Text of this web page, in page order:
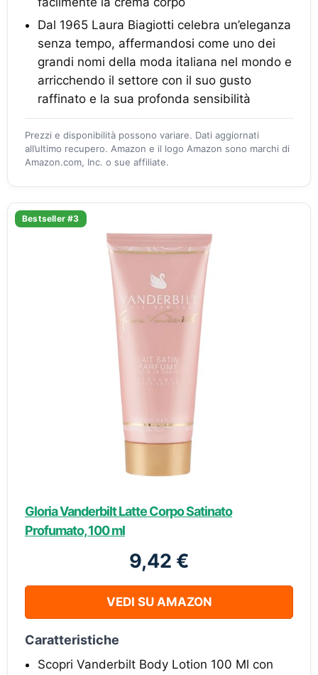
Dal 1965 Laura Biagiotti celebra un’eleganza
senza tempo, affermandosi come uno dei
grandi nomi della moda italiana nel mondo e
arricchendo il settore con il suo gusto
raffinato e la sua profonda sensibilità
Prezzi e disponibilità possono variare. Dati aggiornati
all’ultimo recupero. Amazon e il logo Amazon sono marchi di
Amazon.com, Inc. o sue affiliate.
Bestseller #3
Gloria Vanderbilt Latte Corpo Satinato
Profumato, 100 ml
9,42 €
VEDI SU AMAZON
Caratteristiche
Scopri Vanderbilt Body Lotion 100 Ml con